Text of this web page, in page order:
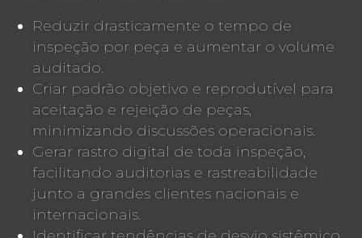
Reduzir drasticamente o tempo de
inspeção por peça e aumentar o volume
auditado.
Criar padrão objetivo e reprodutível para
aceitação e rejeição de peças,
minimizando discussões operacionais.
Gerar rastro digital de toda inspeção,
facilitando auditorias e rastreabilidade
junto a grandes clientes nacionais e
internacionais.